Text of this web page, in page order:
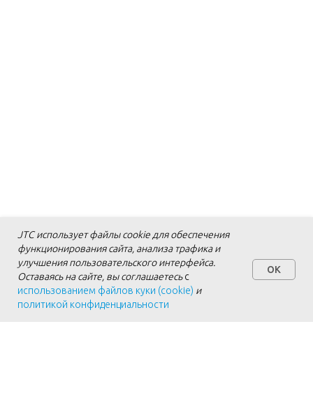
JTC использует файлы cookie для обеспечения
функционирования сайта, анализа трафика и
улучшения пользовательского интерфейса.
Оставаясь на сайте, вы соглашаетесьс
использованием файлов куки (cookie) и
политикой конфиденциальности
OK